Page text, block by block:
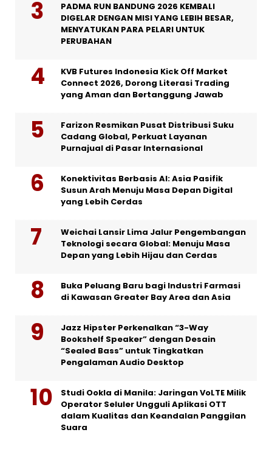
PADMA RUN BANDUNG 2026 KEMBALI
DIGELAR DENGAN MISI YANG LEBIH BESAR,
MENYATUKAN PARA PELARI UNTUK
PERUBAHAN
KVB Futures Indonesia Kick Off Market
Connect 2026, Dorong Literasi Trading
yang Aman dan Bertanggung Jawab
Farizon Resmikan Pusat Distribusi Suku
Cadang Global, Perkuat Layanan
Purnajual di Pasar Internasional
Konektivitas Berbasis AI: Asia Pasifik
Susun Arah Menuju Masa Depan Digital
yang Lebih Cerdas
Weichai Lansir Lima Jalur Pengembangan
Teknologi secara Global: Menuju Masa
Depan yang Lebih Hijau dan Cerdas
Buka Peluang Baru bagi Industri Farmasi
di Kawasan Greater Bay Area dan Asia
Jazz Hipster Perkenalkan “3-Way
Bookshelf Speaker” dengan Desain
“Sealed Bass” untuk Tingkatkan
Pengalaman Audio Desktop
Studi Ookla di Manila: Jaringan VoLTE Milik
Operator Seluler Ungguli Aplikasi OTT
dalam Kualitas dan Keandalan Panggilan
Suara